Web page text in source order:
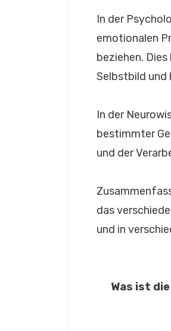
In der
emotionalen
beziehen.
Selbstbild und
In der
bestimmter
und der
das
und in
Was ist